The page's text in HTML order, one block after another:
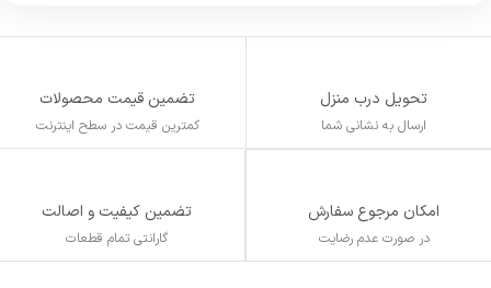
تحویل درب منزل
ارسال به نشانی شما
تضمین قیمت محصولات
کمترین قیمت در سطح اینترنت
امکان مرجوع سفارش
در صورت عدم رضایت
تضمین کیفیت و اصالت
گارانتی تمام قطعات